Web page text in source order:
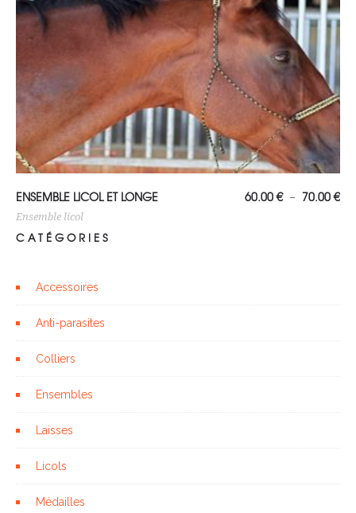
Choix des options
ENSEMBLE LICOL ET LONGE 60.00€ – 70.00€
de
Ensemble licol
CATÉGORIES
Accessoires
Anti-parasites
Colliers
Ensembles
Laisses
Licols
Médailles